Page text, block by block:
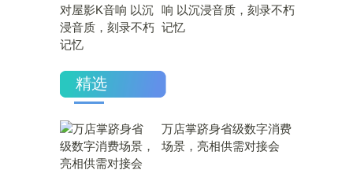
响 以沉浸音质，刻录不朽
记忆
精选
万店掌跻身省级数字消费
场景，亮相供需对接会